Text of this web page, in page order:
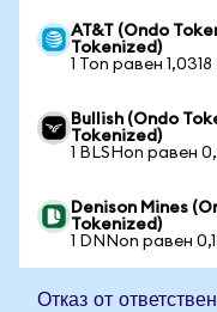
AT&T (Ondo
Tokenized)
1 Ton равен
Bullish (Ondo
Tokenized)
1 BLSHon равен
Denison Mines
Tokenized)
1 DNNon равен
Отказ от